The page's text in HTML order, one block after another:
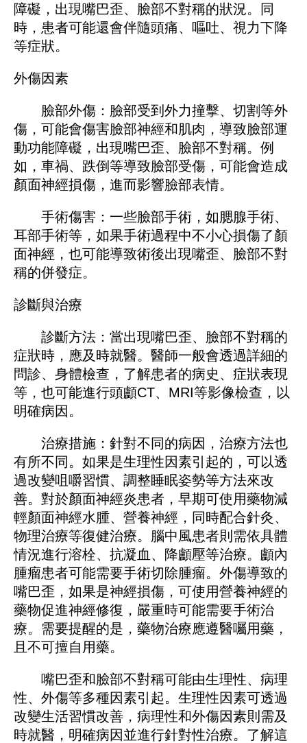
障礙，出現嘴巴歪、臉部不對稱的狀況。同
時，患者可能還會伴隨頭痛、嘔吐、視力下降
等症狀。
外傷因素
臉部外傷：臉部受到外力撞擊、切割等外
傷，可能會傷害臉部神經和肌肉，導致臉部運
動功能障礙，出現嘴巴歪、臉部不對稱。例
如，車禍、跌倒等導致臉部受傷，可能會造成
顏面神經損傷，進而影響臉部表情。
手術傷害：一些臉部手術，如腮腺手術、
耳部手術等，如果手術過程中不小心損傷了顏
面神經，也可能導致術後出現嘴歪、臉部不對
稱的併發症。
診斷與治療
診斷方法：當出現嘴巴歪、臉部不對稱的
症狀時，應及時就醫。醫師一般會透過詳細的
問診、身體檢查，了解患者的病史、症狀表現
等，也可能進行頭顱CT、MRI等影像檢查，以
明確病因。
治療措施：針對不同的病因，治療方法也
有所不同。如果是生理性因素引起的，可以透
過改變咀嚼習慣、調整睡眠姿勢等方法來改
善。對於顏面神經炎患者，早期可使用藥物減
輕顏面神經水腫、營養神經，同時配合針灸、
物理治療等復健治療。腦中風患者則需依具體
情況進行溶栓、抗凝血、降顱壓等治療。顱內
腫瘤患者可能需要手術切除腫瘤。外傷導致的
嘴巴歪，如果是神經損傷，可使用營養神經的
藥物促進神經修復，嚴重時可能需要手術治
療。需要提醒的是，藥物治療應遵醫囑用藥，
且不可擅自用藥。
嘴巴歪和臉部不對稱可能由生理性、病理
性、外傷等多種因素引起。生理性因素可透過
改變生活習慣改善，病理性和外傷因素則需及
時就醫，明確病因並進行針對性治療。了解這